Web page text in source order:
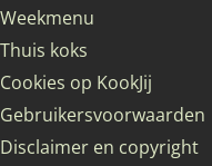
Weekmenu
Thuis koks
Cookies op KookJij
Gebruikersvoorwaarden
Disclaimer en copyright